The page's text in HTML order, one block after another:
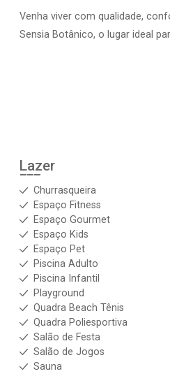
Venha viver com qualidade,
Sensia Botânico, o lugar ideal
Lazer
Churrasqueira
Espaço Fitness
Espaço Gourmet
Espaço Kids
Espaço Pet
Piscina Adulto
Piscina Infantil
Playground
Quadra Beach Tênis
Quadra Poliesportiva
Salão de Festa
Salão de Jogos
Sauna